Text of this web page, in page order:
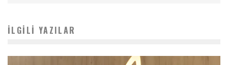
İLGILI YAZILAR